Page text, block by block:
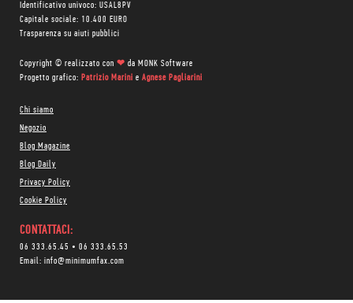
Identificativo univoco: USAL8PV
Capitale sociale: 10.400 EURO
Trasparenza su aiuti pubblici
Copyright © realizzato con ❤ da MONK Software
Progetto grafico: Patrizio Marini e Agnese Pagliarini
Chi siamo
Negozio
Blog Magazine
Blog Daily
Privacy Policy
Cookie Policy
CONTATTACI:
06 333.65.45 • 06 333.65.53
Email: info@minimumfax.com